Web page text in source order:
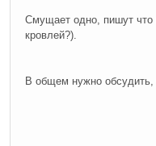
Смущает одно, пишут
кровлей?).
В общем нужно обсудить,